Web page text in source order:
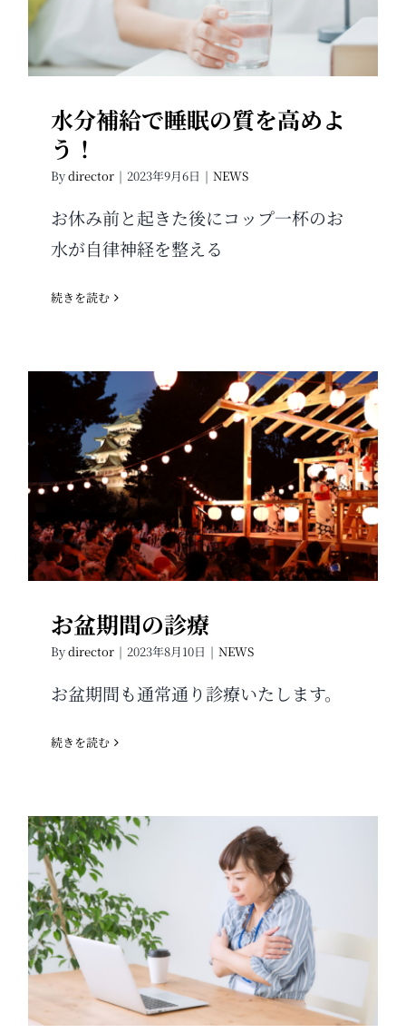
水分補給で睡眠の質を高めよ
う！
Bydirector | 2023年9月6日 | NEWS
お休み前と起きた後にコップ一杯のお
水が自律神経を整える
続きを読む
お盆期間の診療
お盆期間の診療
Bydirector | 2023年8月10日 | NEWS
お盆期間も通常通り診療いたします。
続きを読む
冷房病